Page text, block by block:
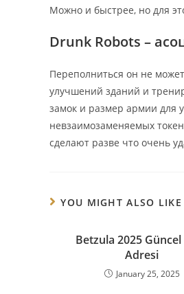
Можно и быстрее, но для
Drunk Robots –
Переполниться он не
улучшений зданий и
замок и размер армии для
невзаимозаменяемых
сделают разве что очень
YOU MIGHT ALSO LIKE
Betzula 2025 Güncel
Adresi
January 25, 2025